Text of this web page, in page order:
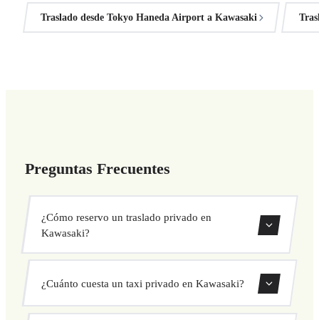
Traslado desde Tokyo Haneda Airport a Kawasaki
Preguntas Frecuentes
¿Cómo reservo un traslado privado en
Kawasaki?
Usa nuestro formulario de reserva para buscar y confirmar
tu traslado al instante. Elige recogida y destino, selecciona
¿Cuánto cuesta un taxi privado en Kawasaki?